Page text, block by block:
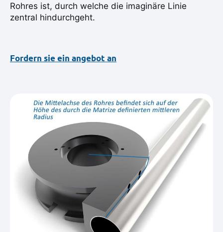
Rohres ist, durch welche die imaginäre Linie
zentral hindurchgeht.
Fordern sie ein angebot an